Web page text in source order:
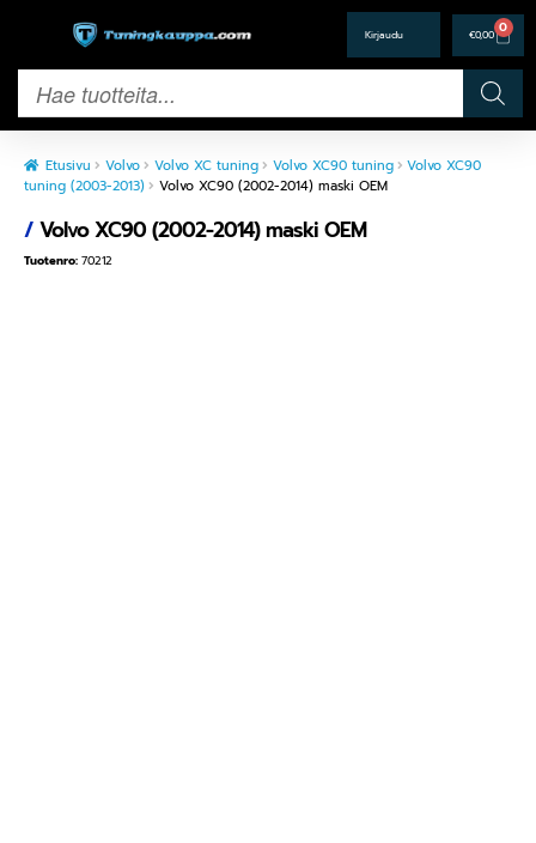
€0,00 0
Etusivu Volvo Volvo XC tuning Volvo XC90 tuning
Volvo XC90
tuning (2003-2013)
Volvo XC90 (2002-2014) maski OEM
/Volvo XC90 (2002-2014) maski OEM
Tuotenro: 70212